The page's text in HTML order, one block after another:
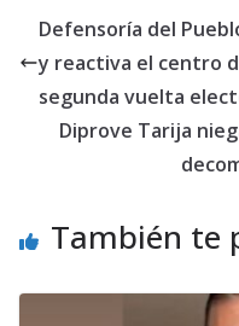
Defensoría del
y reactiva el centro
segunda vuelta
Diprove Tarija
También te